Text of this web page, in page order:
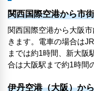
関西国際空港から市
関西国際空港から大阪
きます。電車の場合は
までは約1時間、新大阪
合は大阪駅まで約1時間
伊丹空港（大阪）か